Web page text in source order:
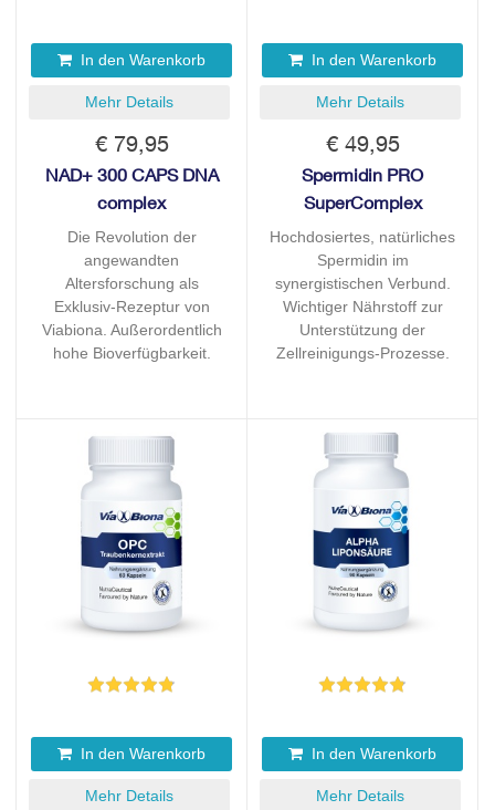
In den Warenkorb
Mehr Details
€ 79,95
NAD+ 300 CAPS DNA
complex
Die Revolution der
angewandten
Altersforschung als
Exklusiv-Rezeptur von
Viabiona. Außerordentlich
hohe Bioverfügbarkeit.
In den Warenkorb
Mehr Details
€ 49,95
Spermidin PRO
SuperComplex
Hochdosiertes, natürliches
Spermidin im
synergistischen Verbund.
Wichtiger Nährstoff zur
Unterstützung der
Zellreinigungs-Prozesse.
In den Warenkorb
Mehr Details
In den Warenkorb
Mehr Details